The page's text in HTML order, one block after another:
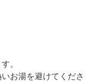
。
お湯を避けてくださ